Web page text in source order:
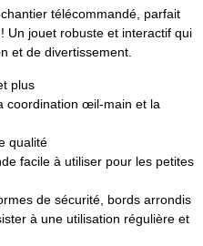
télécommandé, parfait
Un jouet robuste et interactif qui
et de divertissement.
plus
coordination œil-main et la
qualité
facile à utiliser pour les petites
de sécurité, bords arrondis
à une utilisation régulière et